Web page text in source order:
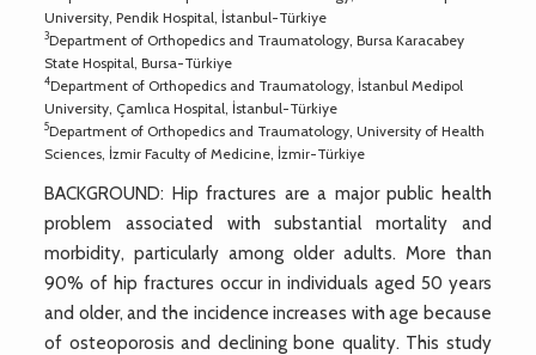
University, Pendik Hospital, İstanbul-Türkiye
3Department of Orthopedics and Traumatology, Bursa Karacabey
State Hospital, Bursa-Türkiye
4Department of Orthopedics and Traumatology, İstanbul Medipol
University, Çamlıca Hospital, İstanbul-Türkiye
5Department of Orthopedics and Traumatology, University of Health
Sciences, İzmir Faculty of Medicine, İzmir-Türkiye
BACKGROUND: Hip fractures are a major public health
problem associated with substantial mortality and
morbidity, particularly among older adults. More than
90% of hip fractures occur in individuals aged 50 years
and older, and the incidence increases with age because
of osteoporosis and declining bone quality. This study